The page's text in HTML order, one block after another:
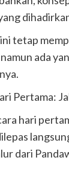
tetap
ada
Pertama:
hari
dari